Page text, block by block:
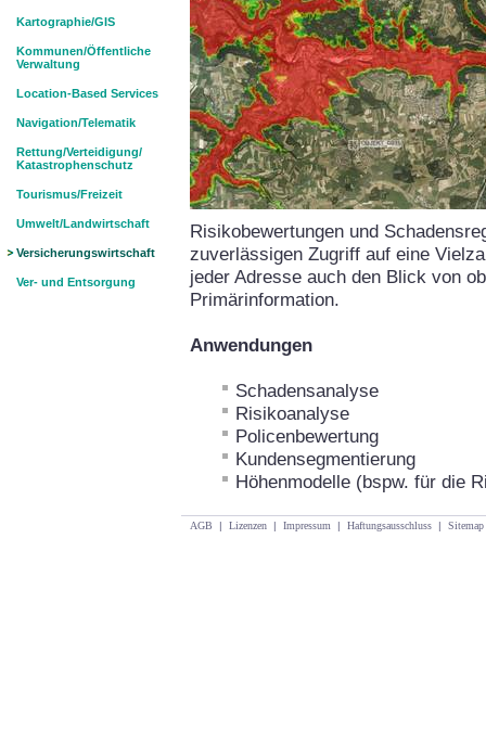
Kartographie/GIS
Kommunen/Öffentliche
Verwaltung
Location-Based Services
Navigation/Telematik
Rettung/Verteidigung/
Katastrophenschutz
Tourismus/Freizeit
Umwelt/Landwirtschaft
Versicherungswirtschaft
Ver- und Entsorgung
Risikobewertungen und
zuverlässigen Zugriff auf eine
jeder Adresse auch den Blick von
Primärinformation.
Anwendungen
Schadensanalyse
Risikoanalyse
Policenbewertung
Kundensegmentierung
Höhenmodelle (bspw. für die
AGB | Lizenzen | Impressum | Haftungsausschluss | Sitemap